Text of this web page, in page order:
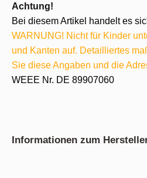
Achtung!
Bei diesem Artikel handelt es
WARNUNG! Nicht für Kinder
und Kanten auf. Detailliertes
Sie diese Angaben und die
WEEE Nr. DE 89907060
Informationen zum